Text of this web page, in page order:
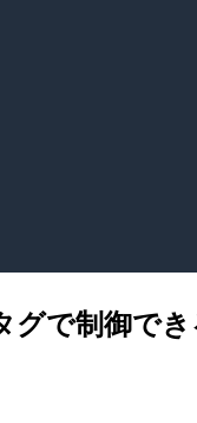
で制御で